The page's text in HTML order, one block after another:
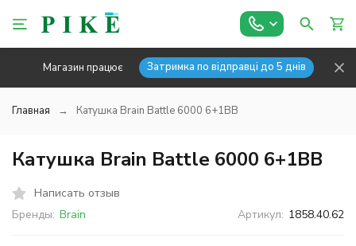
Магазин працює Затримка по відправці до 5 днів
Главная Катушка Brain Battle 6000 6+1BB
Катушка Brain Battle 6000 6+1BB
Написать отзыв
Бренды: Brain Артикул: 1858.40.62